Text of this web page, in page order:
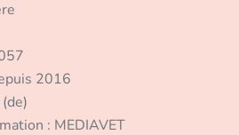
2016
: MEDIAVET